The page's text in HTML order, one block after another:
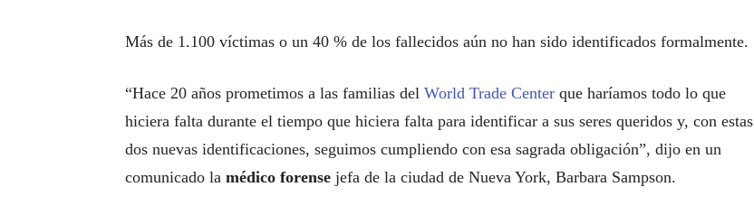
Más de 1.100 víctimas o un 40 % de los fallecidos aún no han sido identificados formalmente.
“Hace 20 años prometimos a las familias del World Trade Center que haríamos todo lo que
hiciera falta durante el tiempo que hiciera falta para identificar a sus seres queridos y, con estas
dos nuevas identificaciones, seguimos cumpliendo con esa sagrada obligación”, dijo en un
comunicado la médico forense jefa de la ciudad de Nueva York, Barbara Sampson.